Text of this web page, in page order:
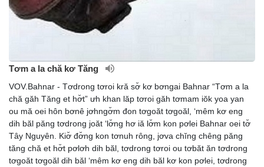
Tơm a la chă kơ Tăng
VOV.Bahnar - Tơdrong tơroi kră sơ̆ kơ bơngai Bahnar “Tơm a la
chă găh Tăng et hơ̆t” ưh khan lăp tơroi găh tơmam iŏk yoa yan
ou mă oei hôn bơnê jơhngơ̆m đon tơgoăt tơgoăl, ‘mêm kơ eng
dih băl păng tơdrong joăt ‘lơ̆ng hơ iă lơ̆m kon pơlei Bahnar oei tơ̆
Tây Nguyên. Kiơ̆ đơ̆ng kon tơnuh rông, jơva chĭng chêng păng
tăng chă et hơ̆t pơlơh dih băl, tơdrong tơroi ou tơbăt ăn tơdrong
tơgoăt tơgoăl dih băl ‘mêm kơ eng dih băl kơ kon pơlei, tơdrong